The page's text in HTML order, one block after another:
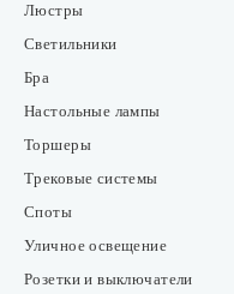
Люстры
Светильники
Бра
Настольные лампы
Торшеры
Трековые системы
Споты
Уличное освещение
Розетки и выключатели